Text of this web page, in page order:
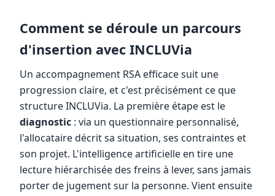
Comment se déroule un parcours
d'insertion avec INCLUVia
Un accompagnement RSA efficace suit une
progression claire, et c'est précisément ce que
structure INCLUVia. La première étape est le
diagnostic : via un questionnaire personnalisé,
l'allocataire décrit sa situation, ses contraintes et
son projet. L'intelligence artificielle en tire une
lecture hiérarchisée des freins à lever, sans jamais
porter de jugement sur la personne. Vient ensuite